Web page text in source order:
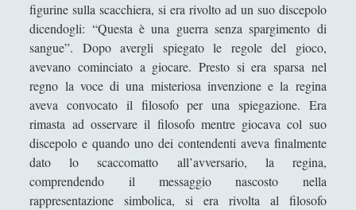
► Cinema e Serie(15)
► Collana di Scuola Filosofica(13)
► Didattica(7)
► Economia(9)
► Geopolitica(11)
I percorsi di SF2.0 (7)
figurine sulla scacchiera, si era rivolto ad un suo discepolo
dicendogli: “Questa è una guerra senza spargimento di
sangue”. Dopo avergli spiegato le regole del gioco,
avevano cominciato a giocare. Presto si era sparsa nel
regno la voce di una misteriosa invenzione e la regina
aveva convocato il filosofo per una spiegazione. Era
rimasta ad osservare il filosofo mentre giocava col suo
discepolo e quando uno dei contendenti aveva finalmente
dato lo scaccomatto all’avversario, la regina,
comprendendo il messaggio nascosto nella
rappresentazione simbolica, si era rivolta al filosofo